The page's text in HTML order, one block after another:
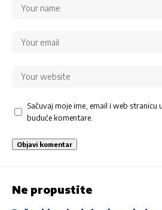
Sačuvaj moje ime, email i web
buduće komentare.
Ne propustite